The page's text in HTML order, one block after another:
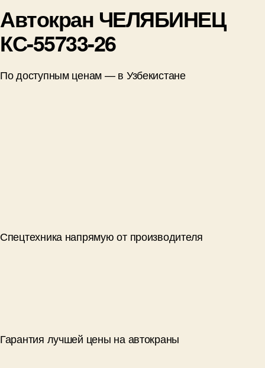
Автокран ЧЕЛЯБИНЕЦ
КС-55733-26
По доступным ценам — в Узбекистане
Спецтехника напрямую от производителя
Гарантия лучшей цены на автокраны